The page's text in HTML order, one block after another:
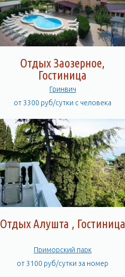
Отдых Заозерное,
Гостиница
Гринвич
от 3300 руб/сутки с человека
Отдых Алушта , Гостиница
Приморский парк
от 3100 руб/сутки за номер